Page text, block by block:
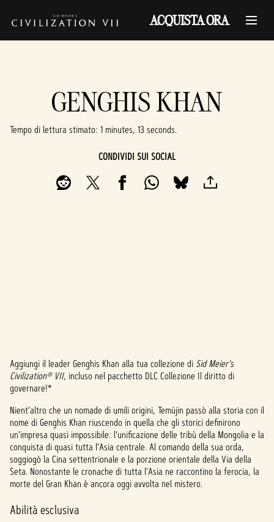
ACQUISTA ORA
GENGHIS KHAN
Tempo di lettura stimato 1 minutes, 13 seconds
CONDIVIDI SUI SOCIAL
A
c
c
e
p
t
&
Aggiungi il leader Genghis Khan alla tua collezione di Sid Meier's
Civilization® VII, incluso nel pacchetto DLC Collezione Il diritto di
governare!*
Nient'altro che un nomade di umili origini, Temüjin passò alla storia con il
nome di Genghis Khan riuscendo in quella che gli storici definirono
un'impresa quasi impossibile: l'unificazione delle tribù della Mongolia e la
conquista di quasi tutta l'Asia centrale. Al comando della sua orda,
soggiogò la Cina settentrionale e la porzione orientale della Via della
Seta. Nonostante le cronache di tutta l'Asia ne raccontino la ferocia, la
morte del Gran Khan è ancora oggi avvolta nel mistero.
Abilità esclusiva